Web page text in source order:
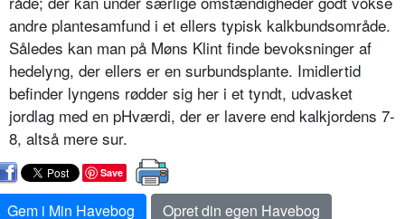
andre plantesam­fund i et ellers typisk kalkbundsområ­de.
Således kan man på Møns Klint finde bevoksninger af
hedelyng, der ellers er en surbundsplante. Imidlertid
befinder lyngens rødder sig her i et tyndt, udvasket
jordlag med en pH­værdi, der er lavere end kalkjordens 7-
8, altså mere sur.
Save
Gem i Min Havebog
Opret din egen Havebog